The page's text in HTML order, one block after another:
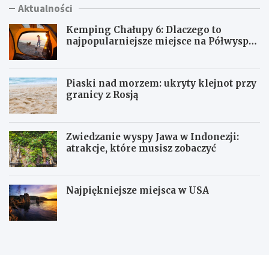
Aktualności
Kemping Chałupy 6: Dlaczego to
najpopularniejsze miejsce na Półwyspie
Piaski nad morzem: ukryty klejnot przy
granicy z Rosją
Zwiedzanie wyspy Jawa w Indonezji:
atrakcje, które musisz zobaczyć
Najpiękniejsze miejsca w USA
K
P